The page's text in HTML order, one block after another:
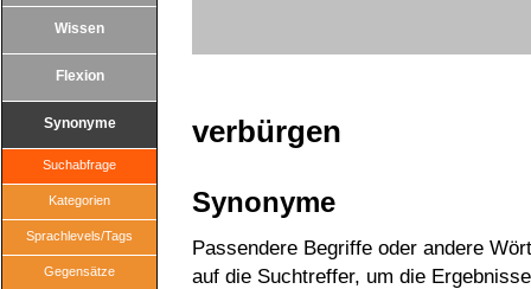
Wissen
Flexion
Synonyme
Suchabfrage
Kategorien
Sprachlevels/Tags
Gegensätze
verbürgen
Synonyme
Passendere Begriffe oder andere
auf die Suchtreffer, um die